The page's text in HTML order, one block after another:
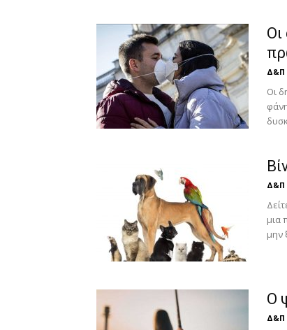
Οι
Δ&Π
Οι
Δ&Π
μια
μην
Ο
Δ&Π